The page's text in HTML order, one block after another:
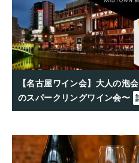
【名古屋ワイン会】大人の泡
のスパークリングワイン会〜